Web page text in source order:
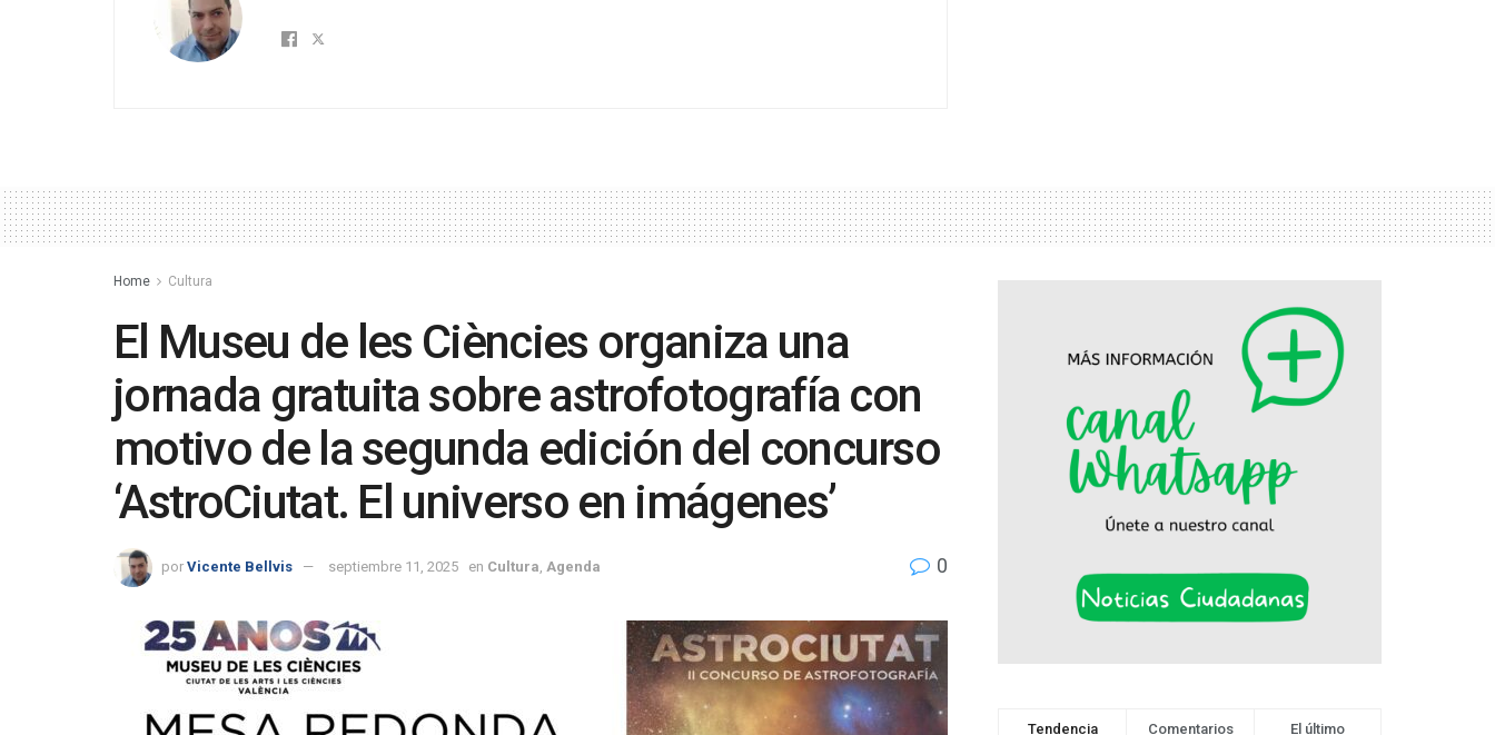
Home Cultura
El Museu de les Ciències organiza una
jornada gratuita sobre astrofotografía con
motivo de la segunda edición del concurso
‘AstroCiutat. El universo en imágenes’
por Vicente Bellvis septiembre 11, 2025 en Cultura Agenda 0
Tendencia Comentarios El último